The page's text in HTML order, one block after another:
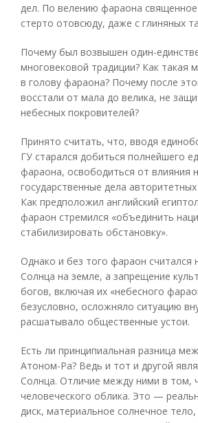
дел. По велению фараона
стерто отовсюду, даже с глиняных
Почему был возвышен один-
многовековой традиции? Как такая
в голову фараона? Почему после
восстали от мала до велика, не
небесных покровителей?
Принято считать, что, вводя
ГУ старался добиться полнейшего
фараона, освободиться от влияния
государственные дела
Как предположил английский
фараон стремился «объединить
стабилизировать обстановку».
Однако и без того фараон считался
Солнца на земле, а запрещение
богов, включая их «небесного
безусловно, осложняло ситуацию
расшатывало общественные устои.
Есть ли принципиальная разница
Атоном-Ра? Ведь и тот и другой
Солнца. Отличие между ними в том,
человеческого облика. Это —
диск, материальное солнечное